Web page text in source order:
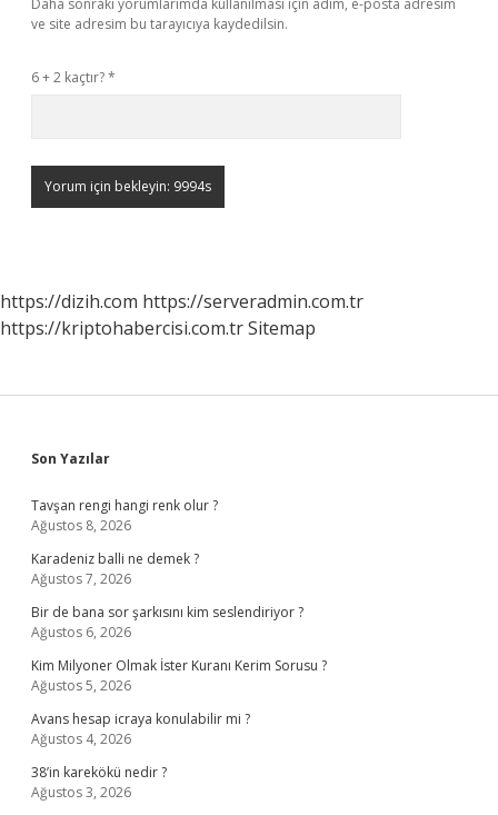
Daha sonraki yorumlarımda kullanılması için adım, e-posta adresim
ve site adresim bu tarayıcıya kaydedilsin.
6 + 2 kaçtır?*
https://dizih.com https://serveradmin.com.tr
https://kriptohabercisi.com.trSitemap
Sidebar
Son Yazılar
Tavşan rengi hangi renk olur ?
Ağustos 8, 2026
Karadeniz balli ne demek ?
Ağustos 7, 2026
Bir de bana sor şarkısını kim seslendiriyor ?
Ağustos 6, 2026
Kim Milyoner Olmak İster Kuranı Kerim Sorusu ?
Ağustos 5, 2026
Avans hesap icraya konulabilir mi ?
Ağustos 4, 2026
38’in karekökü nedir ?
Ağustos 3, 2026